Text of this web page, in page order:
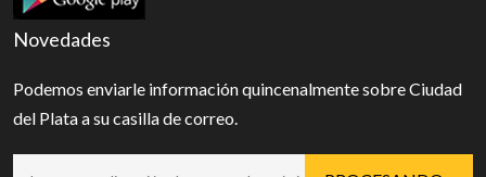
Novedades
Podemos enviarle información quincenalmente sobre Ciudad
del Plata a su casilla de correo.